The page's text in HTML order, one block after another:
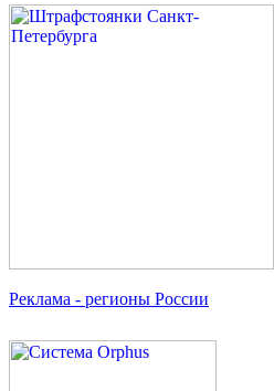
Реклама - регионы России